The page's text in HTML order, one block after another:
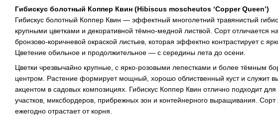
Гибискус болотный Коппер Квин (Hibiscus moscheutos ‘Copper Queen’)
Гибискус болотный Коппер Квин — эффектный многолетний травянистый
крупными цветками и декоративной тёмно-медной листвой. Сорт отличается
бронзово-коричневой окраской листьев, которая эффектно контрастирует с
Цветение обильное и продолжительное — с середины лета до осени.
Цветки чрезвычайно крупные, с ярко-розовыми лепестками и более тёмным
центром. Растение формирует мощный, хорошо облиственный куст и служит
акцентом в садовых композициях. Гибискус Коппер Квин отлично подходит
участков, миксбордеров, прибрежных зон и контейнерного выращивания. Сорт
ежегодно отрастает от корня.